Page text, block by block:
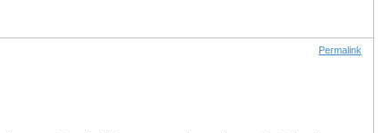
Permalink